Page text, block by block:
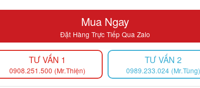
Mua Ngay
Đặt Hàng Trực Tiếp Qua Zalo
TƯ VẤN 1
0908.251.500 (Mr.Thiện)
TƯ VẤN 2
0989.233.024 (Mr.Tùng)